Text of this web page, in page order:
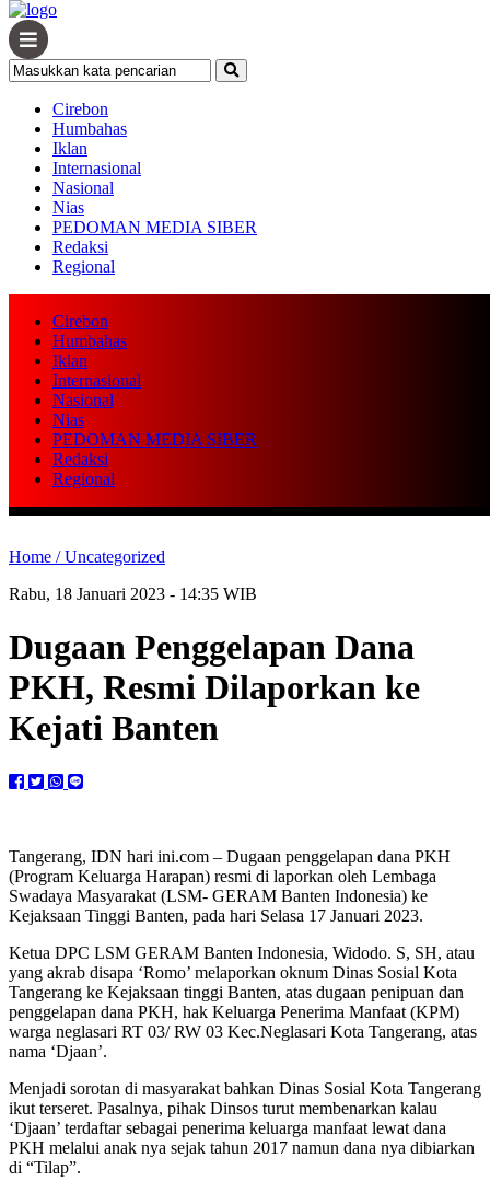
Cirebon
Humbahas
Iklan
Internasional
Nasional
Nias
PEDOMAN MEDIA SIBER
Redaksi
Regional
Cirebon
Humbahas
Iklan
Internasional
Nasional
Nias
PEDOMAN MEDIA SIBER
Redaksi
Regional
Home /Uncategorized
Rabu, 18 Januari 2023 - 14:35 WIB
Dugaan Penggelapan Dana
PKH, Resmi Dilaporkan ke
Kejati Banten
Tangerang, IDN hari ini.com – Dugaan penggelapan dana PKH
(Program Keluarga Harapan) resmi di laporkan oleh Lembaga
Swadaya Masyarakat (LSM- GERAM Banten Indonesia) ke
Kejaksaan Tinggi Banten, pada hari Selasa 17 Januari 2023.
Ketua DPC LSM GERAM Banten Indonesia, Widodo. S, SH, atau
yang akrab disapa ‘Romo’ melaporkan oknum Dinas Sosial Kota
Tangerang ke Kejaksaan tinggi Banten, atas dugaan penipuan dan
penggelapan dana PKH, hak Keluarga Penerima Manfaat (KPM)
warga neglasari RT 03/ RW 03 Kec.Neglasari Kota Tangerang, atas
nama ‘Djaan’.
Menjadi sorotan di masyarakat bahkan Dinas Sosial Kota Tangerang
ikut terseret. Pasalnya, pihak Dinsos turut membenarkan kalau
‘Djaan’ terdaftar sebagai penerima keluarga manfaat lewat dana
PKH melalui anak nya sejak tahun 2017 namun dana nya dibiarkan
di “Tilap”.